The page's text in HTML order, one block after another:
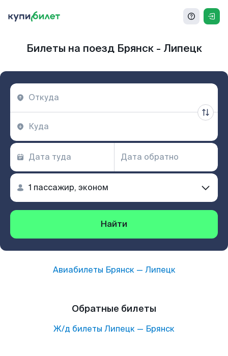
Билеты на поезд Брянск - Липецк
Найти
Авиабилеты Брянск— Липецк
Обратные билеты
Ж/д билеты Липецк — Брянск